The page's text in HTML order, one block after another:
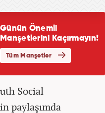
Social
paylaşımda